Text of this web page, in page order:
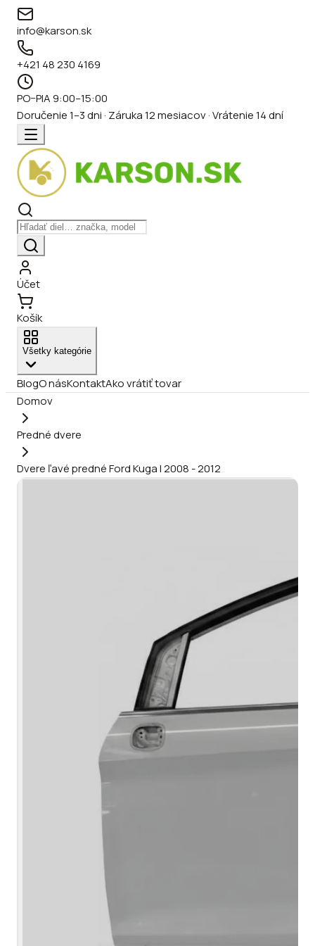
info@karson.sk
+421 48 230 4169
PO–PIA 9:00–15:00
Doručenie 1–3 dni · Záruka 12 mesiacov · Vrátenie 14 dní
Účet
Košík
Všetky kategórie
BlogO násKontaktAko vrátiť tovar
Domov
Predné dvere
Dvere ľavé predné Ford Kuga I 2008 - 2012